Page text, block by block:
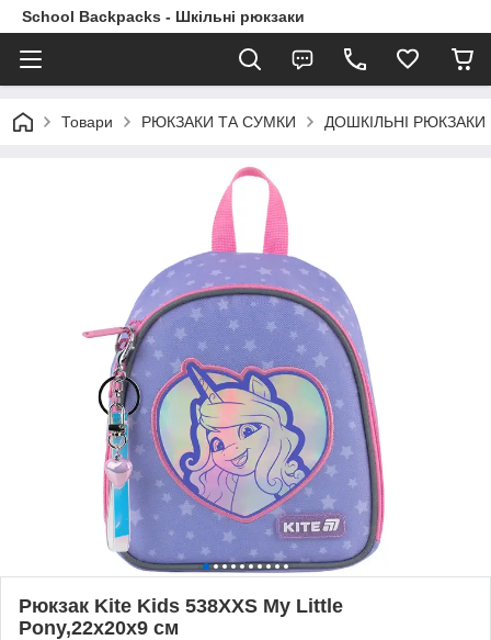
School Backpacks - Шкільні рюкзаки
Товари РЮКЗАКИ ТА СУМКИ ДОШКІЛЬНІ РЮКЗАКИ
Рюкзак Kite Kids 538XXS My Little
Pony,22x20x9 см